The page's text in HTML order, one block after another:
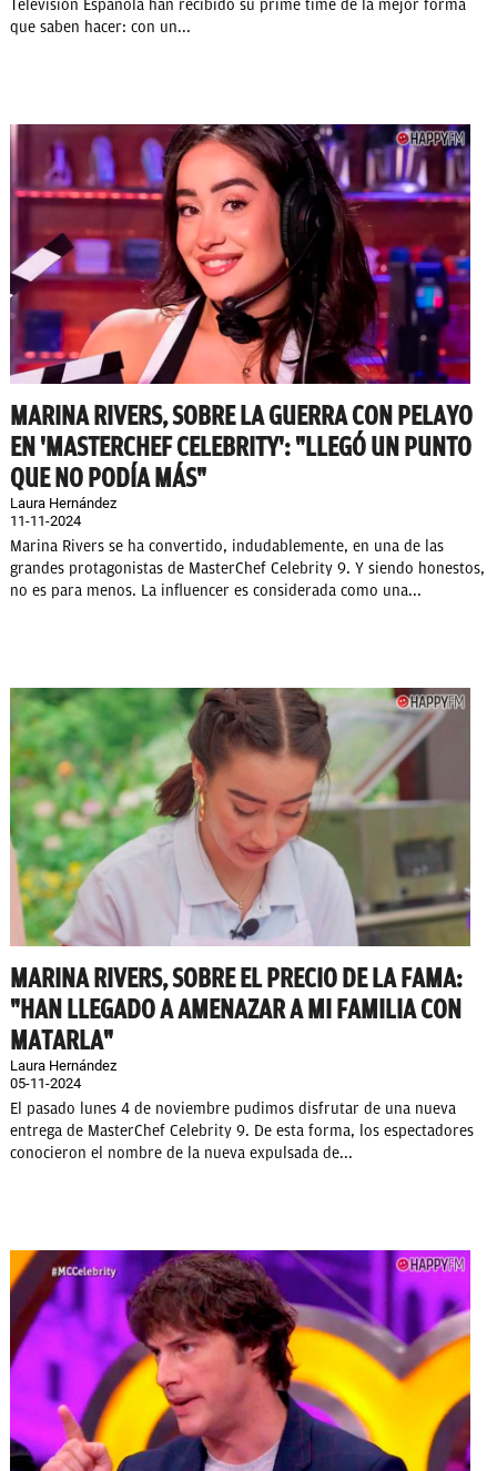
Televisión Española han recibido su prime time de la mejor forma
que saben hacer: con un...
MARINA RIVERS, SOBRE LA GUERRA CON PELAYO
EN 'MASTERCHEF CELEBRITY': "LLEGÓ UN PUNTO
QUE NO PODÍA MÁS"
Laura Hernández
11-11-2024
Marina Rivers se ha convertido, indudablemente, en una de las
grandes protagonistas de MasterChef Celebrity 9. Y siendo honestos,
no es para menos. La influencer es considerada como una...
MARINA RIVERS, SOBRE EL PRECIO DE LA FAMA:
"HAN LLEGADO A AMENAZAR A MI FAMILIA CON
MATARLA"
Laura Hernández
05-11-2024
El pasado lunes 4 de noviembre pudimos disfrutar de una nueva
entrega de MasterChef Celebrity 9. De esta forma, los espectadores
conocieron el nombre de la nueva expulsada de...